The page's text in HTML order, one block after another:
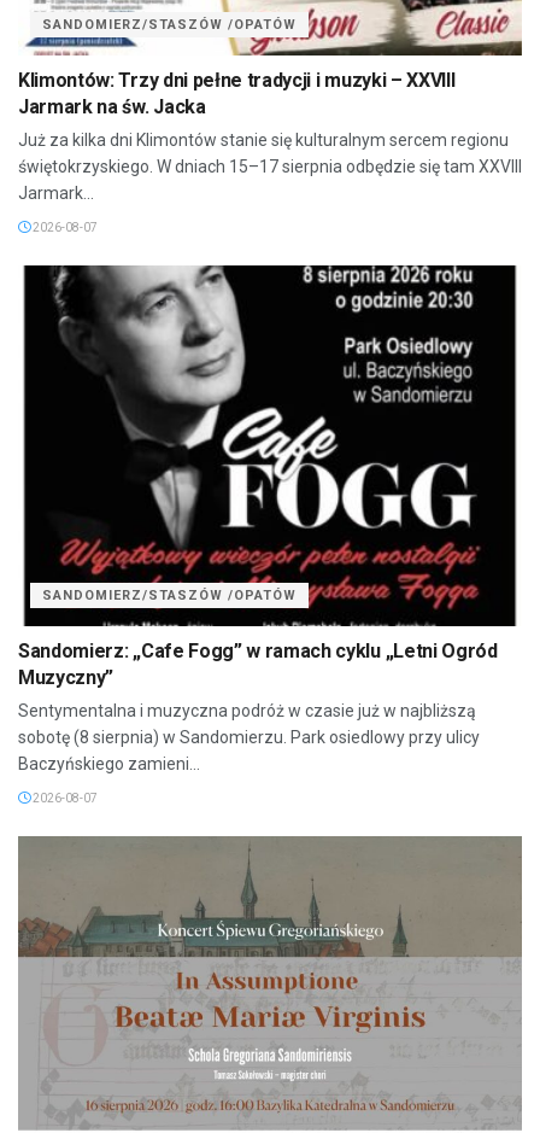
SANDOMIERZ/STASZÓW /OPATÓW
Klimontów: Trzy dni pełne tradycji i muzyki – XXVIII
Jarmark na św. Jacka
Już za kilka dni Klimontów stanie się kulturalnym sercem regionu
świętokrzyskiego. W dniach 15–17 sierpnia odbędzie się tam XXVIII
Jarmark...
2026-08-07
SANDOMIERZ/STASZÓW /OPATÓW
Sandomierz: „Cafe Fogg” w ramach cyklu „Letni Ogród
Muzyczny”
Sentymentalna i muzyczna podróż w czasie już w najbliższą
sobotę (8 sierpnia) w Sandomierzu. Park osiedlowy przy ulicy
Baczyńskiego zamieni...
2026-08-07